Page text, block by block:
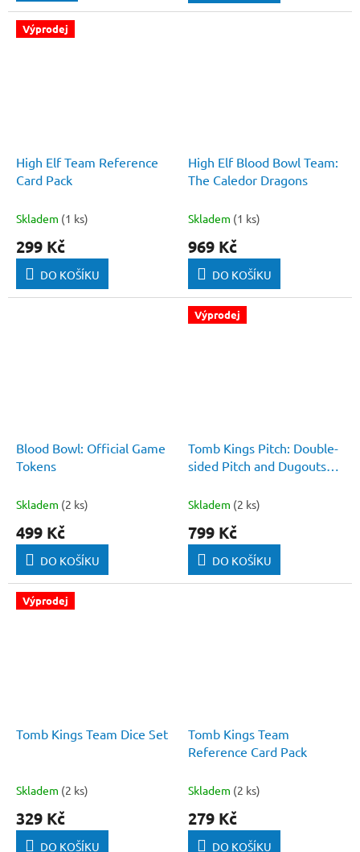
Výprodej
High Elf Team Reference
Card Pack
Skladem (1 ks)
299 Kč
DO KOŠÍKU
High Elf Blood Bowl Team:
The Caledor Dragons
Skladem (1 ks)
969 Kč
DO KOŠÍKU
Blood Bowl: Official Game
Tokens
Skladem (2 ks)
499 Kč
DO KOŠÍKU
Výprodej
Tomb Kings Pitch: Double-
sided Pitch and Dugouts
Skladem (2 ks)
799 Kč
DO KOŠÍKU
Výprodej
Tomb Kings Team Dice Set
Skladem (2 ks)
329 Kč
DO KOŠÍKU
Tomb Kings Team
Reference Card Pack
Skladem (2 ks)
279 Kč
DO KOŠÍKU